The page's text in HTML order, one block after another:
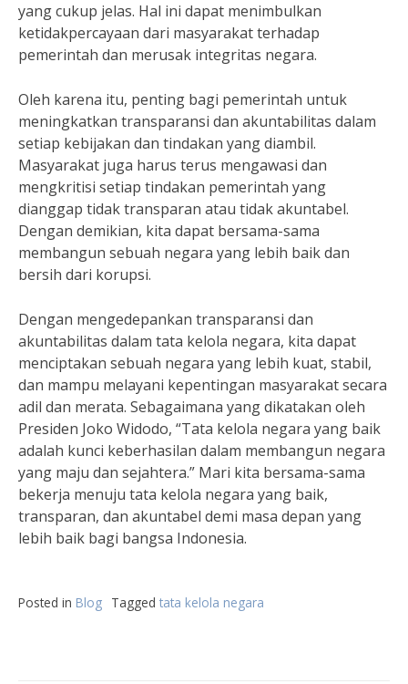
yang cukup jelas. Hal ini dapat menimbulkan
ketidakpercayaan dari masyarakat terhadap
pemerintah dan merusak integritas negara.
Oleh karena itu, penting bagi pemerintah untuk
meningkatkan transparansi dan akuntabilitas dalam
setiap kebijakan dan tindakan yang diambil.
Masyarakat juga harus terus mengawasi dan
mengkritisi setiap tindakan pemerintah yang
dianggap tidak transparan atau tidak akuntabel.
Dengan demikian, kita dapat bersama-sama
membangun sebuah negara yang lebih baik dan
bersih dari korupsi.
Dengan mengedepankan transparansi dan
akuntabilitas dalam tata kelola negara, kita dapat
menciptakan sebuah negara yang lebih kuat, stabil,
dan mampu melayani kepentingan masyarakat secara
adil dan merata. Sebagaimana yang dikatakan oleh
Presiden Joko Widodo, “Tata kelola negara yang baik
adalah kunci keberhasilan dalam membangun negara
yang maju dan sejahtera.” Mari kita bersama-sama
bekerja menuju tata kelola negara yang baik,
transparan, dan akuntabel demi masa depan yang
lebih baik bagi bangsa Indonesia.
Posted in Blog Tagged tata kelola negara